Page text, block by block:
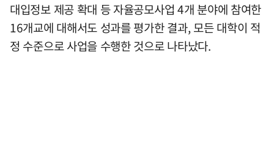
대입정보 제공 확대 등 자율공모사업 4개 분야에 참여한
16개교에 대해서도 성과를 평가한 결과, 모든 대학이 적
정 수준으로 사업을 수행한 것으로 나타났다.